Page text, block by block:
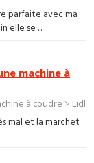
parfaite avec ma
elle se ...
machine à
à coudre > Lidl
mal et la marchet